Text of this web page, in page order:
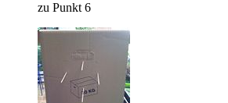
zu Punkt 6